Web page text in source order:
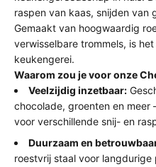
raspen van kaas, snijden van
Gemaakt van hoogwaardig
verwisselbare trommels, is
keukengerei.
Waarom zou je voor onze
Veelzijdig inzetbaar:
chocolade, groenten en meer
voor verschillende snij- en
Duurzaam en
roestvrij staal voor langdurige